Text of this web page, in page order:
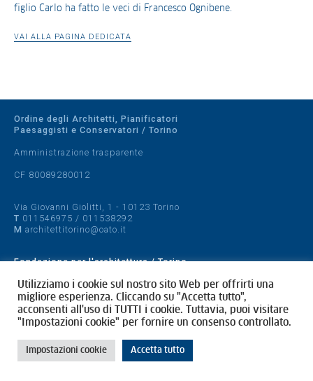
figlio Carlo ha fatto le veci di Francesco Ognibene.
VAI ALLA PAGINA DEDICATA
Ordine degli Architetti, Pianificatori
Paesaggisti e Conservatori / Torino
Amministrazione trasparente
CF 80089280012
Via Giovanni Giolitti, 1 - 10123 Torino
T 011546975 / 011538292
M architettitorino@oato.it
Fondazione per l'architettura / Torino
Designed by quattrolinee.it
Cookie Policy
Privacy Policy
Utilizziamo i cookie sul nostro sito Web per offrirti una
migliore esperienza. Cliccando su "Accetta tutto",
acconsenti all'uso di TUTTI i cookie. Tuttavia, puoi visitare
"Impostazioni cookie" per fornire un consenso controllato.
Impostazioni cookie Accetta tutto